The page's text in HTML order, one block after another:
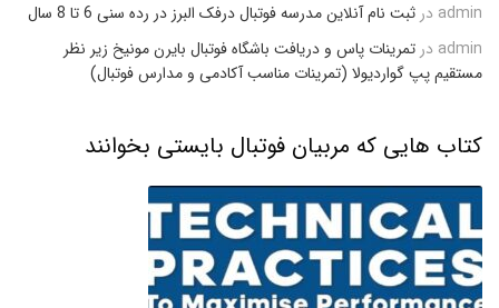
admin درثبت نام آنلاین مدرسه فوتبال درفک البرز در رده سنی 6 تا 8 سال
admin درتمرینات پاس و دریافت باشگاه فوتبال بایرن مونیخ زیر نظر
مستقیم پپ گواردیولا (تمرینات مناسب آکادمی و مدارس فوتبال)
کتاب هایی که مربیان فوتبال بایستی بخوانند